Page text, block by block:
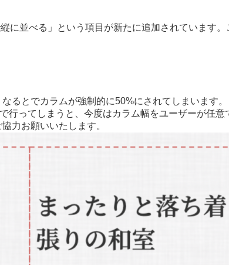
に並べる」という項目が新たに追加されています
るとでカラムが強制的に50%にされてしまいます。
行ってしまうと、今度はカラム幅をユーザーが任
力お願いいたします。